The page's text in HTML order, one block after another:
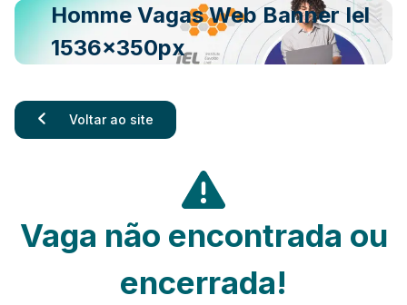
Homme Vagas Web Banner Iel
1536x350px
Voltar ao site
Vaga não encontrada ou
encerrada!